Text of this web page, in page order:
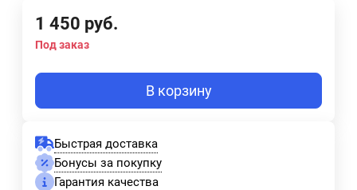
1 450 руб.
Под заказ
В корзину
Быстрая доставка
Бонусы за покупку
Гарантия качества